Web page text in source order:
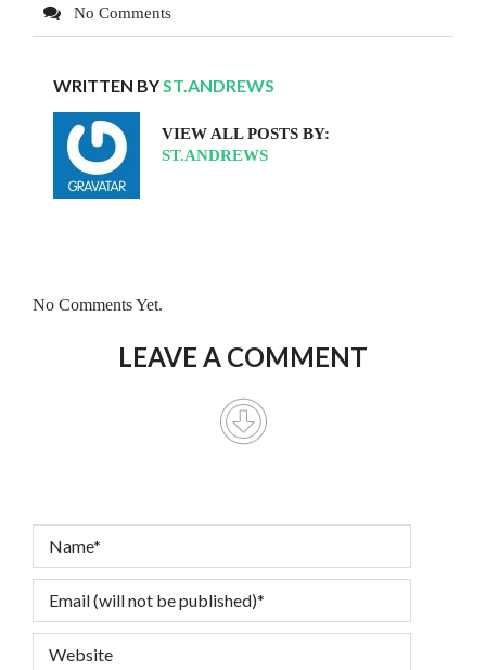
No Comments
WRITTEN BYST.ANDREWS
VIEW ALL POSTS BY:
ST.ANDREWS
No Comments Yet.
LEAVE A COMMENT